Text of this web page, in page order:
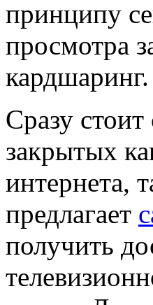
принципу
просмотра
кардшаринг.
Сразу стоит
закрытых
интернета,
предлагает
получить